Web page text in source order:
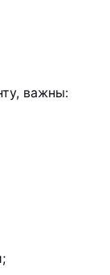
важны: